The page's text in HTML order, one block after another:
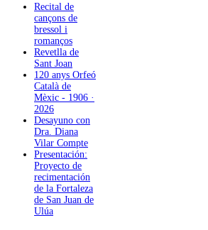
Recital de
cançons de
bressol i
romanços
Revetlla de
Sant Joan
120 anys Orfeó
Català de
Mèxic - 1906 ·
2026
Desayuno con
Dra. Diana
Vilar Compte
Presentación:
Proyecto de
recimentación
de la Fortaleza
de San Juan de
Ulúa